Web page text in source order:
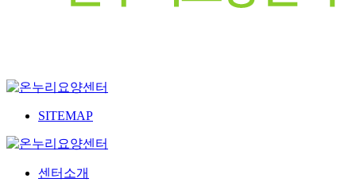
SITEMAP
센터소개